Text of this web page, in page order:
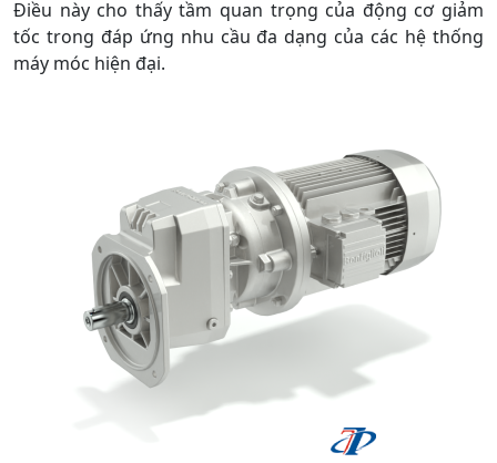
Điều này cho thấy tầm quan trọng của động cơ giảm
tốc trong đáp ứng nhu cầu đa dạng của các hệ thống
máy móc hiện đại.